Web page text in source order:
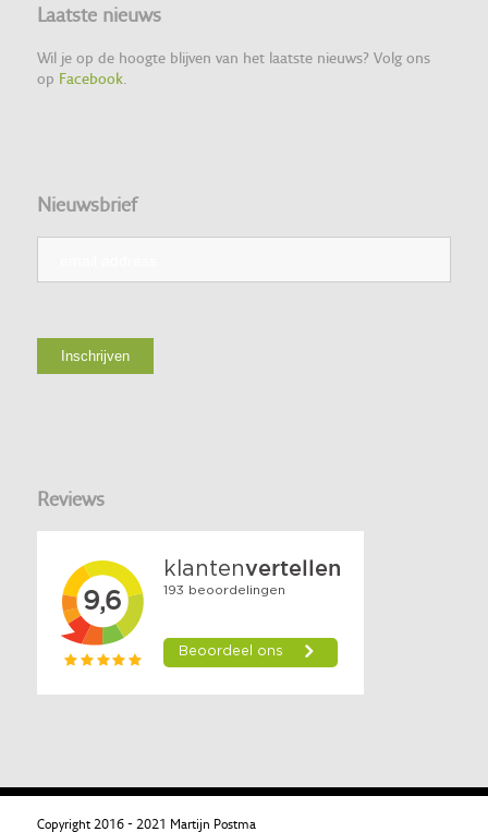
Laatste nieuws
Wil je op de hoogte blijven van het laatste nieuws? Volg ons
op Facebook.
Nieuwsbrief
Reviews
Copyright 2016 - 2021 Martijn Postma